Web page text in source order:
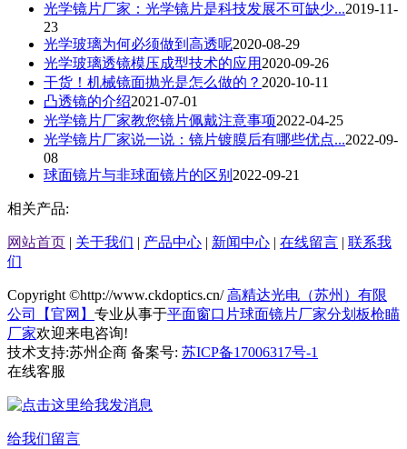
光学镜片厂家：光学镜片是科技发展不可缺少...2019-11-
23
光学玻璃为何必须做到高透呢2020-08-29
光学玻璃透镜模压成型技术的应用 2020-09-26
干货！机械镜面抛光是怎么做的？ 2020-10-11
凸透镜的介绍2021-07-01
​光学镜片厂家教您镜片佩戴注意事项2022-04-25
光学镜片厂家说一说：镜片镀膜后有哪些优点...2022-09-
08
球面镜片与非球面镜片的区别 2022-09-21
相关产品:
网站首页 | 关于我们 | 产品中心 | 新闻中心 | 在线留言 | 联系我
们
Copyright ©http://www.ckdoptics.cn/高精达光电（苏州）有限
公司【官网】 专业从事于平面窗口片球面镜片厂家分划板枪瞄
厂家欢迎来电咨询!
技术支持:苏州企商 备案号: 苏ICP备17006317号-1
在线客服
给我们留言